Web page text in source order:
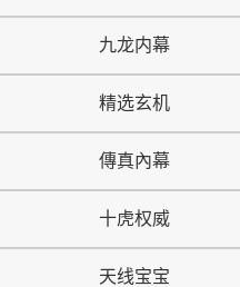
九龙内幕
精选玄机
傳真內幕
十虎权威
天线宝宝